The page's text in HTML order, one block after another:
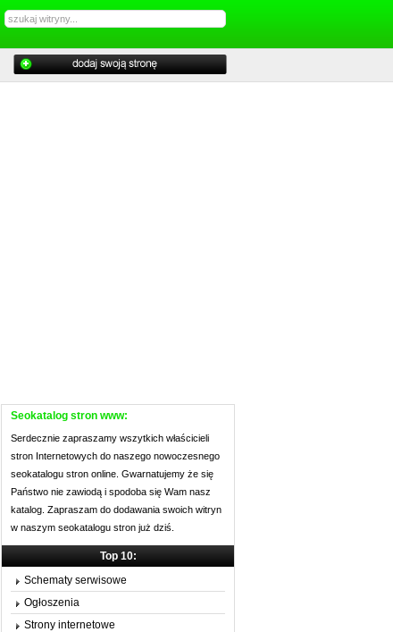
Seokatalog stron www:
Serdecznie zapraszamy wszytkich właścicieli
stron Internetowych do naszego nowoczesnego
seokatalogu stron online. Gwarnatujemy że się
Państwo nie zawiodą i spodoba się Wam nasz
katalog. Zapraszam do dodawania swoich witryn
w naszym seokatalogu stron już dziś.
Top 10:
Schematy serwisowe
Ogłoszenia
Strony internetowe